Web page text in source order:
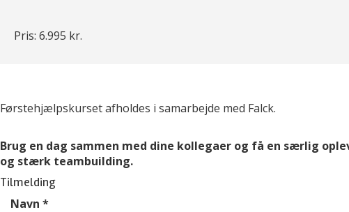
Pris: 6.995 kr.
Førstehjælpskurset afholdes i samarbejde med Falck.
Brug en dag sammen med dine kollegaer og få en særlig
og stærk teambuilding.
Tilmelding
Navn *